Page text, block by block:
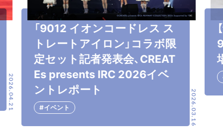
2026.04.21
「9012 イオンコードレス ス
トレートアイロン」コラボ限
定セット記者発表会、CREAT
Es presents IRC 2026イベ
ントレポート
#イベント 2026.03.16